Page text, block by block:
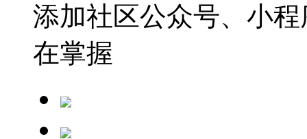
添加社区公众号、小
在掌握